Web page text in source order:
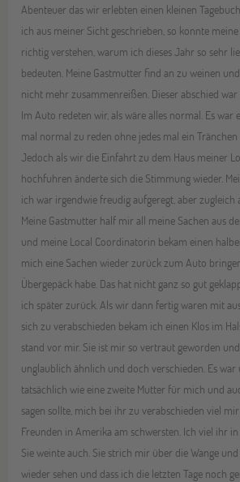
Abenteuer das wir erlebten einen kleinen
ich aus meiner Sicht geschrieben, so konnte
richtig verstehen, warum ich dieses Jahr so sehr
bedeuten. Meine Gastmutter find an zu weinen
nicht mehr zusammenreißen. Dieser abschied
Im Auto redeten wir, als wäre alles normal. Es war
mal normal zu reden ohne jedes mal ein
Jedoch als wir die Einfahrt zu dem Haus meiner
hochfuhren änderte sich die Stimmung wieder.
ich war irgendwie freudig aufgeregt, aber zugleich
Meine Gastmutter half mir all meine Sachen aus
und meine Local Coordinatorin bekam einen
mich eine Sachen wieder zurück zum Auto
Übergepäck habe. Das hat nicht ganz so gut
ich später zurück. Als wir dann fertig waren mit
sich zu verabschieden bekam ich einen Klos im
stand vor mir. Sie ist mir so vertraut geworden
unglaublich ähnlich und doch verschieden. Es war
tatsächlich wie eine zweite Mutter für mich und
sagen sollte, mich bei ihr zu verabschieden viel
Freunden in Amerika am schwersten. Ich viel ihr
Sie weinte auch. Sie strich mir über die Wange
wieder sehen und dass ich die letzten Tage noch